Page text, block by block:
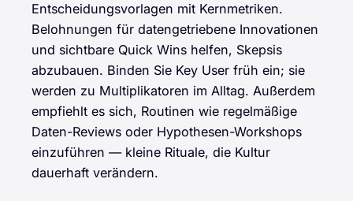
Entscheidungsvorlagen mit Kernmetriken.
Belohnungen für datengetriebene Innovationen
und sichtbare Quick Wins helfen, Skepsis
abzubauen. Binden Sie Key User früh ein; sie
werden zu Multiplikatoren im Alltag. Außerdem
empfiehlt es sich, Routinen wie regelmäßige
Daten-Reviews oder Hypothesen-Workshops
einzuführen — kleine Rituale, die Kultur
dauerhaft verändern.